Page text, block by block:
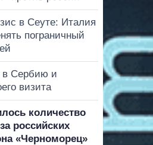
в Сеуте: Италия
пограничный
в Сербию и
визита
количество
российских
«Черноморец»